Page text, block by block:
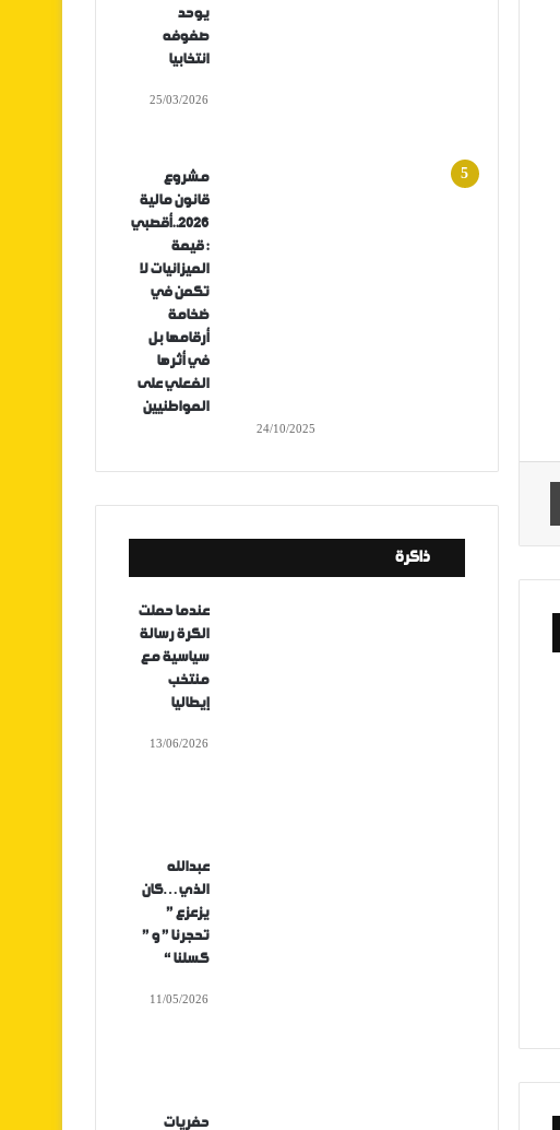
يوحد
صفوفه
انتخابيا
25/03/2026
مشروع
قانون مالية
2026..أقصبي
: قيمة
الميزانيات لا
تكمن في
ضخامة
أرقامها بل
في أثرها
الفعلي على
المواطنيين
24/10/2025
ذاكرة
عندما حملت
الكرة رسالة
سياسية مع
منتخب
إيطاليا
13/06/2026
عبدالله
الذي…كان
يزعزع ”
تحجرنا ” و ”
كسلنا “
11/05/2026
حفريات